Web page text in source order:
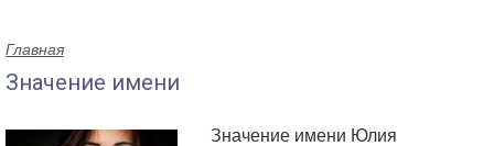
Главная
Значение имени
Значение имени Юлия